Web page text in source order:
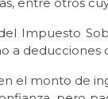
Impuesto
a deducciones
el monto de